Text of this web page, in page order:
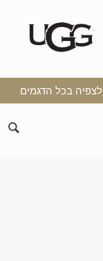
לצפיה בכל הדגמים